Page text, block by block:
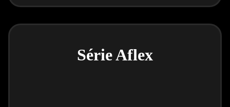
Série Aflex